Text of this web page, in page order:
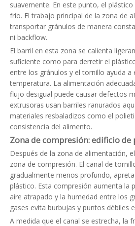
suavemente. En este punto, el
frío. El trabajo principal de la zona de
transportar gránulos de manera
ni backflow.
El barril en esta zona se calienta
suficiente como para derretir el
entre los gránulos y el tornillo ayuda a
temperatura. La alimentación
flujo desigual puede causar defectos
extrusoras usan barriles ranurados
materiales resbaladizos como el
consistencia del alimento.
Zona de compresión: edificio de
Después de la zona de alimentación,
zona de compresión. El canal de
gradualmente menos profundo,
plástico. Esta compresión aumenta la
aire atrapado y la humedad entre los
gases evita burbujas y puntos débiles
A medida que el canal se estrecha, la